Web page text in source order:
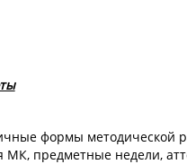
формы методической
МК, предметные недели,